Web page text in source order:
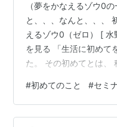
（夢をかなえるゾウ0
と、、、なんと、、、
えるゾウ0（ゼロ） [
を見る 「生活に初めて
た。 その初めてとは、
んやー！と30分前から
音声も画面も消した状
最初の20分ほどさわり
#初めてのこと #セミ